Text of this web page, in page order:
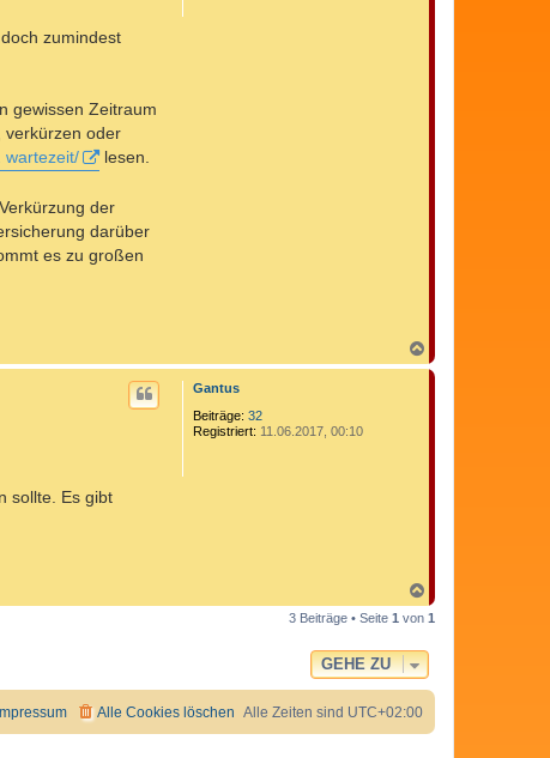
zumindest
gewissen Zeitraum
verkürzen oder
wartezeit/ lesen.
der
darüber
es zu großen
a
c
Gantus
Beiträge: 32
Registriert: 11.06.2017, 00:10
sollte. Es gibt
a
c
o
b
e
3 Beiträge • Seite 1 von 1
GEHE ZU
Alle Zeiten sind UTC+02:00
Alle Cookies löschen